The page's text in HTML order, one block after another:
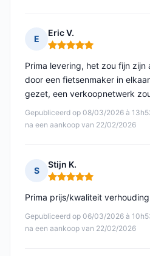
E
Eric V.
Opmerking: 5 van 5
Gepubliceerd op 08/03/2026 à
na een aankoop van 22/02/2026
Prima levering, het zou fijn
door een fietsenmaker in
gezet, een verkoopnetwerk
S
Stijn K.
Opmerking: 5 van 5
Gepubliceerd op 06/03/2026 à
na een aankoop van 22/02/2026
Prima prijs/kwaliteit